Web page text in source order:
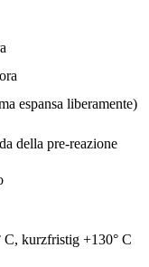
espansa liberamente)
della pre-reazione
C, kurzfristig +130° C